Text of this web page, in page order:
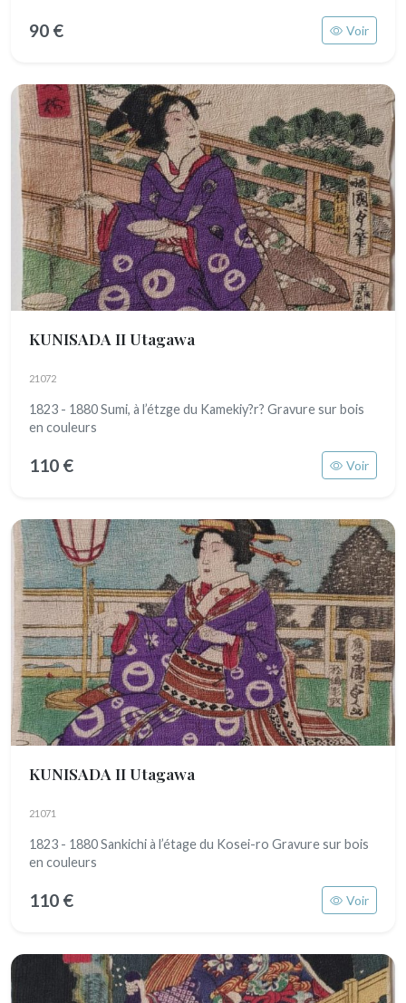
90 € Voir
KUNISADA II Utagawa
21072
1823 - 1880 Sumi, à l’étzge du Kamekiy?r? Gravure sur bois
en couleurs
110 € Voir
KUNISADA II Utagawa
21071
1823 - 1880 Sankichi à l’étage du Kosei-ro Gravure sur bois
en couleurs
110 € Voir